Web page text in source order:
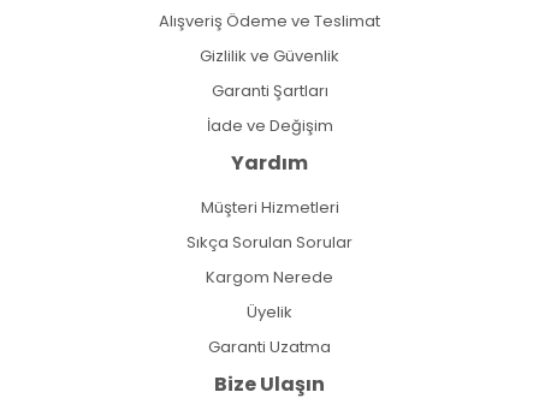
Alışveriş Ödeme ve Teslimat
Gizlilik ve Güvenlik
Garanti Şartları
İade ve Değişim
Yardım
Müşteri Hizmetleri
Sıkça Sorulan Sorular
Kargom Nerede
Üyelik
Garanti Uzatma
Bize Ulaşın